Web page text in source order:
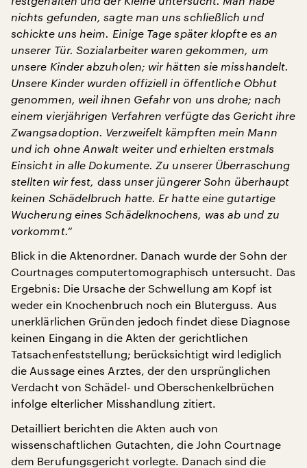
nichts gefunden, sagte man uns schließlich und
schickte uns heim. Einige Tage später klopfte es an
unserer Tür. Sozialarbeiter waren gekommen, um
unsere Kinder abzuholen; wir hätten sie misshandelt.
Unsere Kinder wurden offiziell in öffentliche Obhut
genommen, weil ihnen Gefahr von uns drohe; nach
einem vierjährigen Verfahren verfügte das Gericht ihre
Zwangsadoption. Verzweifelt kämpften mein Mann
und ich ohne Anwalt weiter und erhielten erstmals
Einsicht in alle Dokumente. Zu unserer Überraschung
stellten wir fest, dass unser jüngerer Sohn überhaupt
keinen Schädelbruch hatte. Er hatte eine gutartige
Wucherung eines Schädelknochens, was ab und zu
vorkommt.“
Blick in die Aktenordner. Danach wurde der Sohn der
Courtnages computertomographisch untersucht. Das
Ergebnis: Die Ursache der Schwellung am Kopf ist
weder ein Knochenbruch noch ein Bluterguss. Aus
unerklärlichen Gründen jedoch findet diese Diagnose
keinen Eingang in die Akten der gerichtlichen
Tatsachenfeststellung; berücksichtigt wird lediglich
die Aussage eines Arztes, der den ursprünglichen
Verdacht von Schädel- und Oberschenkelbrüchen
infolge elterlicher Misshandlung zitiert.
Detailliert berichten die Akten auch von
wissenschaftlichen Gutachten, die John Courtnage
dem Berufungsgericht vorlegte. Danach sind die